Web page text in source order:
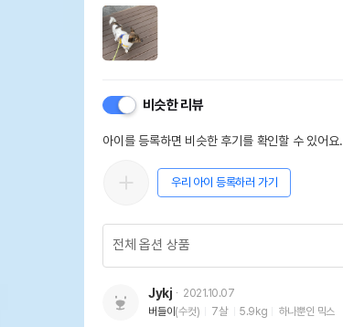
비슷한 리뷰
아이를 등록하면 비슷한 후기를 확인할 수 있어요.
우리 아이 등록하러 가기
Jykj
2021.10.07
버들이(수컷) 7살 5.9kg 하나뿐인 믹스